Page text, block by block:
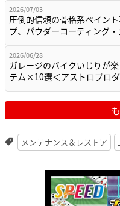
2026/07/03
圧倒的信頼の骨格系ペイン
プ、パウダーコーティング
2026/06/28
ガレージのバイクいじりが
テム×10選＜アストロプロ
メンテナンス＆レストア